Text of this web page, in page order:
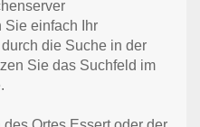
Sie einfach Ihr
die Suche in der
Sie das Suchfeld im